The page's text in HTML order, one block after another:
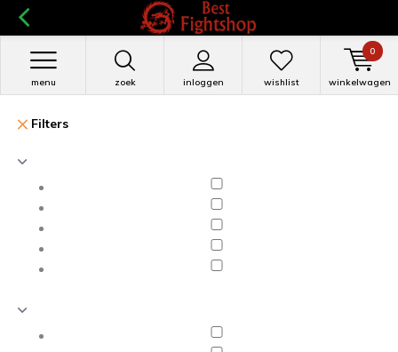
zoek inloggen
menu wishlist winkelwagen
0
Filters